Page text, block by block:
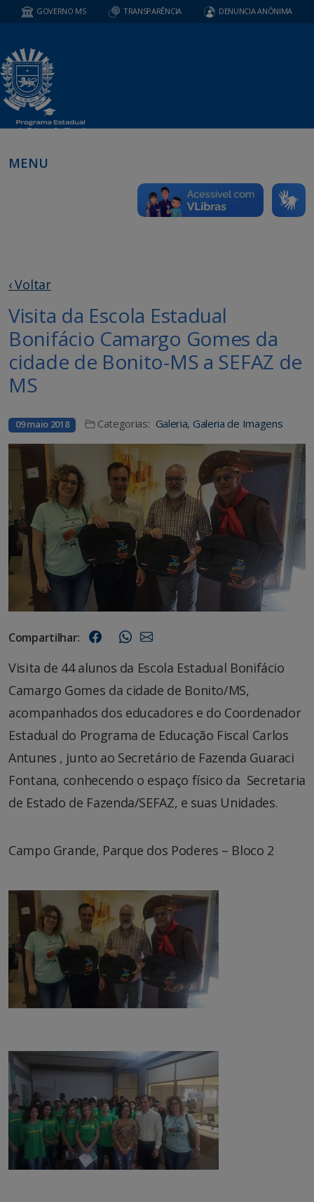
GOVERNO MS TRANSPARÊNCIA DENUNCIA ANÔNIMA
MENU
‹ Voltar
Visita da Escola Estadual
Bonifácio Camargo Gomes da
cidade de Bonito-MS a SEFAZ de
MS
09 maio 2018 Categorias: Galeria, Galeria de Imagens
Compartilhar:
Visita de 44 alunos da Escola Estadual Bonifácio
Camargo Gomes da cidade de Bonito/MS,
acompanhados dos educadores e do Coordenador
Estadual do Programa de Educação Fiscal Carlos
Antunes , junto ao Secretário de Fazenda Guaraci
Fontana, conhecendo o espaço físico da Secretaria
de Estado de Fazenda/SEFAZ, e suas Unidades.
Campo Grande, Parque dos Poderes – Bloco 2